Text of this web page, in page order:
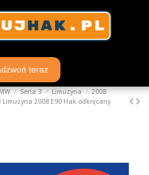
teraz
Seria 3 Limuzyna
2008
Limuzyna 2008 E90 Hak odkręcany